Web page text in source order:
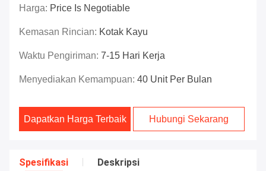
Harga: Price Is Negotiable
Kemasan Rincian: Kotak Kayu
Waktu Pengiriman: 7-15 Hari Kerja
Menyediakan Kemampuan: 40 Unit Per Bulan
Dapatkan Harga Terbaik Hubungi Sekarang
Spesifikasi Deskripsi